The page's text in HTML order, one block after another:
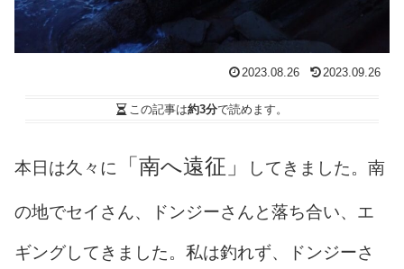
2023.08.26 2023.09.26
この記事は約3分で読めます。
本日は久々に 「南へ遠征」 してきました。南
の地でセイさん、ドンジーさんと落ち合い、エ
ギングしてきました。私は釣れず、ドンジーさ